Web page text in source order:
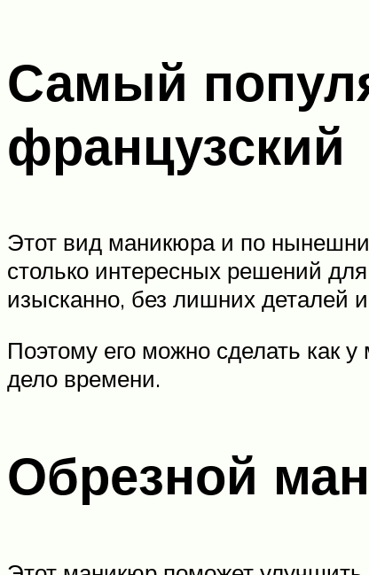
Самый
французский
Этот вид маникюра и по
столько интересных решений
изысканно, без лишних деталей
Поэтому его можно сделать как
дело времени.
Обрезной